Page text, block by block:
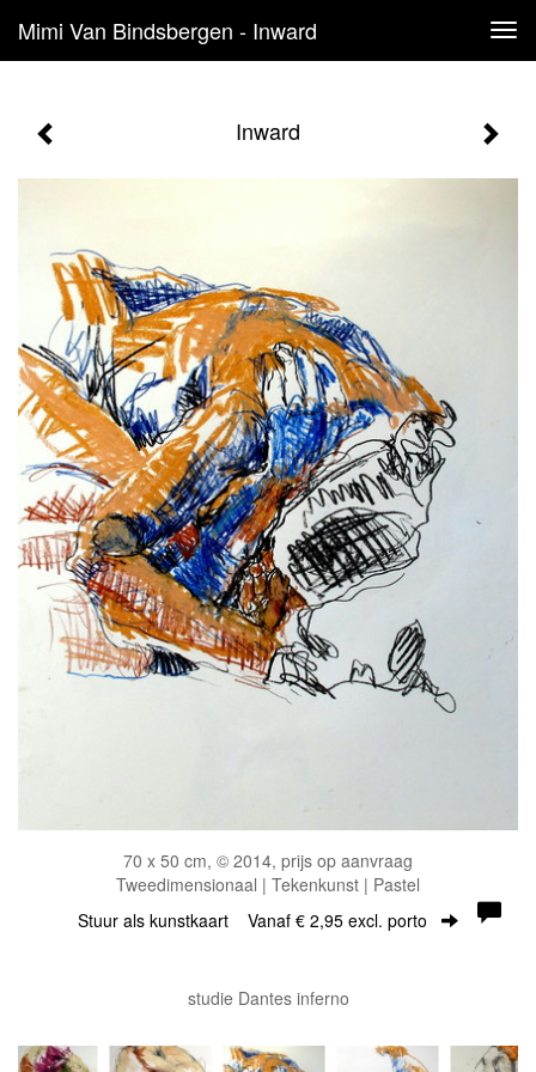
Mimi Van Bindsbergen - Inward
Inward
70 x 50 cm, © 2014, prijs op aanvraag
Tweedimensionaal | Tekenkunst | Pastel
Stuur als kunstkaart Vanaf € 2,95 excl. porto
studie Dantes inferno